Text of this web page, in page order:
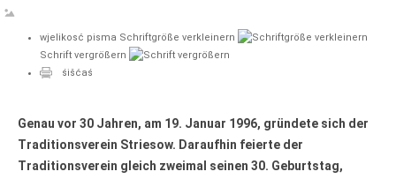
wjelikosć pisma Schriftgröße verkleinern
Schrift vergrößern
śišćaś
Genau vor 30 Jahren, am 19. Januar 1996, gründete sich der
Traditionsverein Striesow. Daraufhin feierte der
Traditionsverein gleich zweimal seinen 30. Geburtstag,
Casnik online
połny pśistup za Nowy Casnik
online a za e-paper